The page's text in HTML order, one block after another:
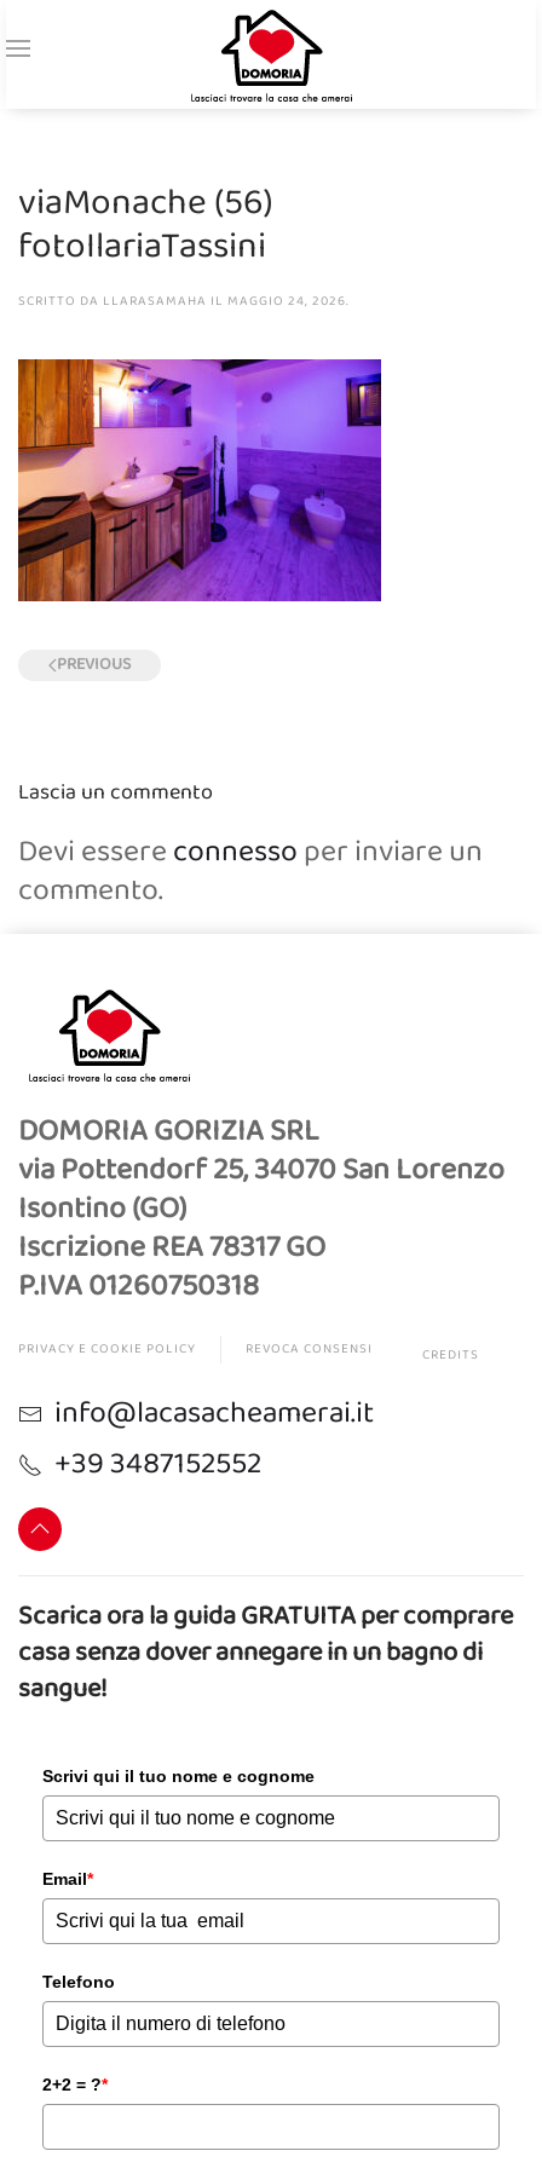
viaMonache (56)
fotoIlariaTassini
SCRITTO DA LLARASAMAHA IL MAGGIO 24, 2026.
PREVIOUS
Lascia un commento
Devi essereconnessoper inviare un
commento.
DOMORIA GORIZIA SRL
via Pottendorf 25, 34070 San Lorenzo
Isontino (GO)
Iscrizione REA 78317 GO
P.IVA 01260750318
PRIVACY E COOKIE POLICY REVOCA CONSENSI CREDITS
info@lacasacheamerai.it
+39 3487152552
Scarica ora la guida GRATUITA per comprare
casa senza dover annegare in un bagno di
sangue!
Scrivi qui il tuo nome e cognome
Email*
Telefono
2+2 = ?*